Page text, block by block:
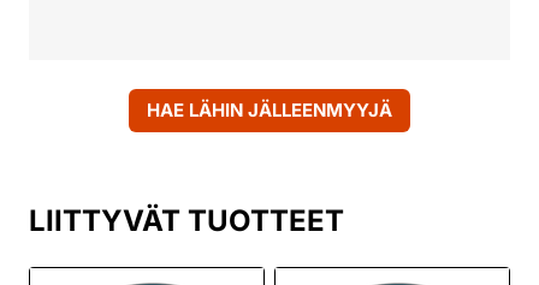
HAE LÄHIN JÄLLEENMYYJÄ
LIITTYVÄT TUOTTEET